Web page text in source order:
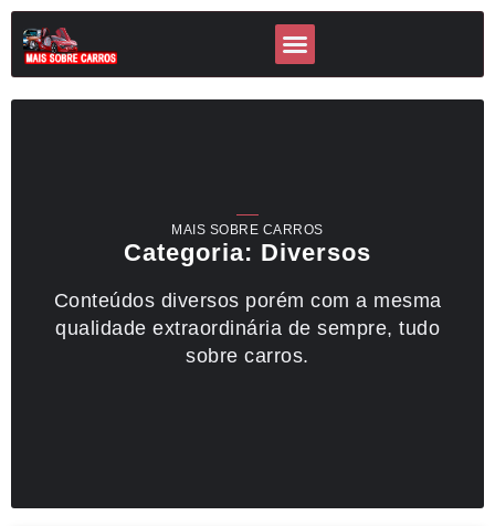
MAIS SOBRE CARROS
Categoria: Diversos
Conteúdos diversos porém com a mesma
qualidade extraordinária de sempre, tudo
sobre carros.